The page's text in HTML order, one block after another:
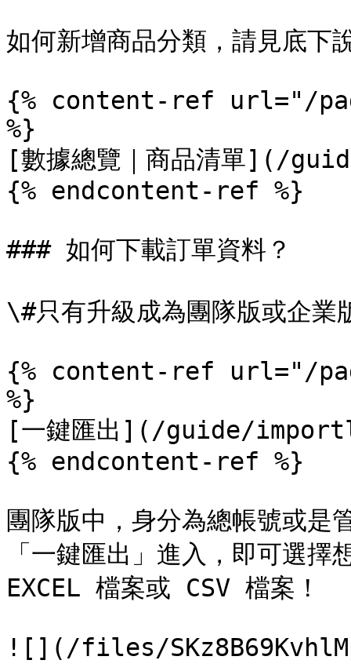
如何新增商品分類，請見底下
{% content-ref url="/
%}
[數據總覽｜商品清單](/
{% endcontent-ref %}
### 如何下載訂單資料？
\#只有升級成為團隊版或企業
{% content-ref url="/
%}
[一鍵匯出](/guide/
{% endcontent-ref %}
團隊版中，身分為總帳號或是
「一鍵匯出」進入，即可選
EXCEL 檔案或 CSV 檔案！
![](/files/